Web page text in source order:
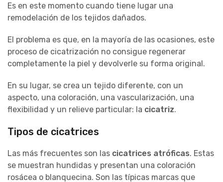
Es en este momento cuando tiene lugar una
remodelación de los tejidos dañados.
El problema es que, en la mayoría de las ocasiones, este
proceso de cicatrización no consigue regenerar
completamente la piel y devolverle su forma original.
En su lugar, se crea un tejido diferente, con un
aspecto, una coloración, una vascularización, una
flexibilidad y un relieve particular: la cicatriz.
Tipos de cicatrices
Las más frecuentes son las cicatrices atróficas. Estas
se muestran hundidas y presentan una coloración
rosácea o blanquecina. Son las típicas marcas que